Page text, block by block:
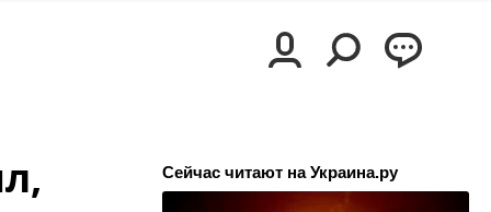
Сейчас читают на Украина.ру